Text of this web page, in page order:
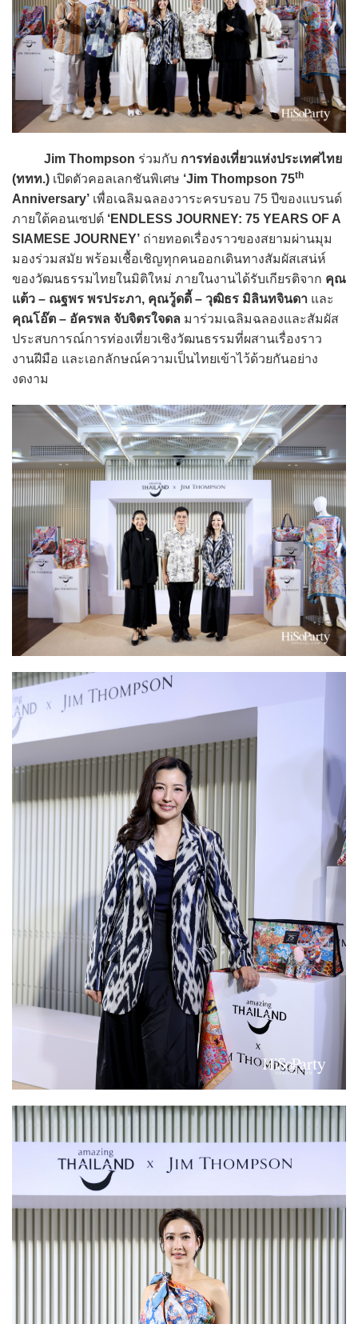
Jim Thompson ร่วมกับ การท่องเที่ยวแห่งประเทศไทย
(ททท.) เปิดตัวคอลเลกชันพิเศษ ‘Jim Thompson 75th
Anniversary’ เพื่อเฉลิมฉลองวาระครบรอบ 75 ปีของแบรนด์
ภายใต้คอนเซปต์ ‘ENDLESS JOURNEY: 75 YEARS OF A
SIAMESE JOURNEY’ ถ่ายทอดเรื่องราวของสยามผ่านมุม
มองร่วมสมัย พร้อมเชื้อเชิญทุกคนออกเดินทางสัมผัสเสน่ห์
ของวัฒนธรรมไทยในมิติใหม่ ภายในงานได้รับเกียรติจาก คุณ
แต้ว – ณฐพร พรประภา, คุณวู้ดดี้ – วุฒิธร มิลินทจินดา และ
คุณโอ๊ต – อัครพล จับจิตรใจดล มาร่วมเฉลิมฉลองและสัมผัส
ประสบการณ์การท่องเที่ยวเชิงวัฒนธรรมที่ผสานเรื่องราว
งานฝีมือ และเอกลักษณ์ความเป็นไทยเข้าไว้ด้วยกันอย่าง
งดงาม